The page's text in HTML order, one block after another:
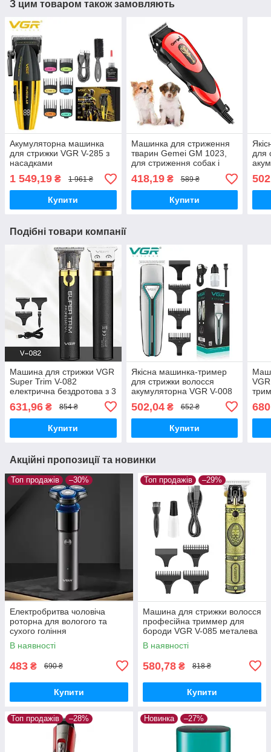
З цим товаром також замовляють
Акумуляторна машинка
для стрижки VGR V-285 з
насадками
1 549,19 ₴ 1 961 ₴
Купити
Машинка для стриження
тварин Gemei GM 1023,
для стриження собак і
тварин
418,19₴ 589 ₴
Купити
для
Подібні товари компанії
Машина для стрижки VGR
Super Trim V-082
електрична бездротова з 3
631,96 ₴ 854 ₴
Купити
Якісна машинка-тример
для стрижки волосся
акумуляторна VGR V-008
502,04₴ 652 ₴
Купити
Акційні пропозиції та новинки
Топ продажів –30%
Електробритва чоловіча
роторна для вологого та
сухого гоління
водонепроникна VGR V-325
В наявності
483 ₴ 690 ₴
Купити
Топ продажів –29%
Машина для стрижки волосся
професійна триммер для
бороди VGR V-085 металева
Gold
В наявності
580,78 ₴ 818 ₴
Купити
Топ продажів –28% Новинка –27%